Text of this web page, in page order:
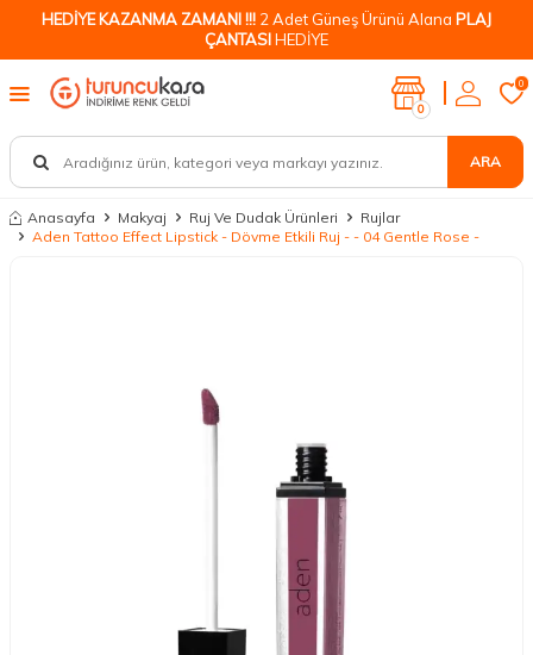
HEDİYE KAZANMA ZAMANI !!! 2 Adet Güneş Ürünü Alana PLAJ
ÇANTASIHEDİYE
ARA
0
0
Anasayfa Makyaj Ruj Ve Dudak Ürünleri
Rujlar
Aden Tattoo Effect Lipstick - Dövme Etkili Ruj - - 04 Gentle Rose -